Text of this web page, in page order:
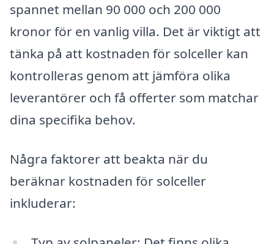
spannet mellan 90 000 och 200 000
kronor för en vanlig villa. Det är viktigt att
tänka på att kostnaden för solceller kan
kontrolleras genom att jämföra olika
leverantörer och få offerter som matchar
dina specifika behov.
Några faktorer att beakta när du
beräknar kostnaden för solceller
inkluderar: